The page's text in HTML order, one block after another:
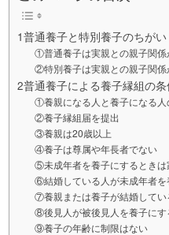
1普通養子と特別養子のちがい
①普通養子は実親との親子関係
②特別養子は実親との親子関係
2普通養子による養子縁組の
①養親になる人と養子になる人
②養子縁組届を提出
③養親は20歳以上
④養子は尊属や年長者でない
⑤未成年者を養子にするときは
⑥結婚している人が未成年者
⑦養親または養子が結婚してい
⑧後見人が被後見人を養子に
⑨養子の年齢に制限はない